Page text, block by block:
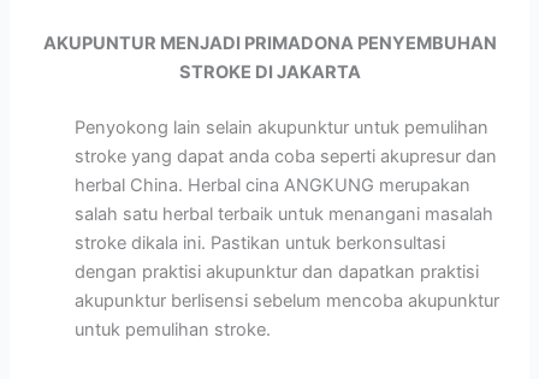
AKUPUNTUR MENJADI PRIMADONA PENYEMBUHAN
STROKE DI JAKARTA
Penyokong lain selain akupunktur untuk pemulihan
stroke yang dapat anda coba seperti akupresur dan
herbal China. Herbal cina ANGKUNG merupakan
salah satu herbal terbaik untuk menangani masalah
stroke dikala ini. Pastikan untuk berkonsultasi
dengan praktisi akupunktur dan dapatkan praktisi
akupunktur berlisensi sebelum mencoba akupunktur
untuk pemulihan stroke.